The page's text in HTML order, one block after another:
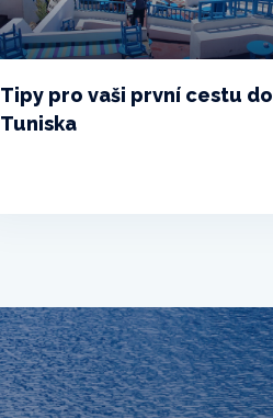
Tipy pro vaši první cestu do
Tuniska